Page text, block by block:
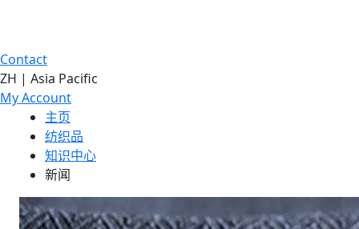
Contact
ZH | Asia Pacific
My Account
主页
纺织品
知识中心
新闻